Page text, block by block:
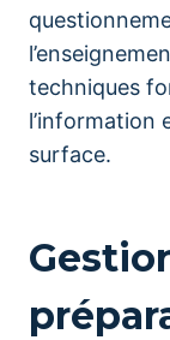
techniques
l’information
surface.